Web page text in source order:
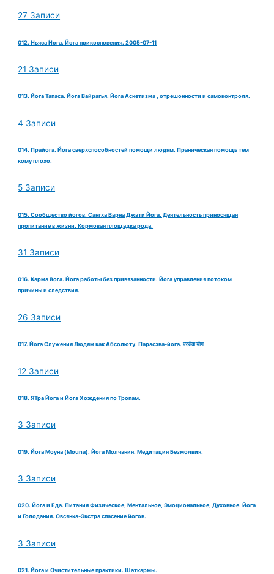
27 Записи
012. Ньяса Йога. Йога прикосновения. 2005-07-11
21 Записи
013. Йога Тапаса. Йога Вайрагья. Йога Аскетизма , отрешонности и самоконтроля.
4 Записи
014. Прайога. Йога сверхспособностей помощи людям. Праническая помощь тем
кому плохо.
5 Записи
015. Сообщество йогов. Сангха Варна Джати Йога. Деятельность приносящая
пропитание в жизни. Кормовая площадка рода.
31 Записи
016. Карма йога. Йога работы без привязанности. Йога управления потоком
причины и следствия.
26 Записи
017. Йога Служения Людям как Абсолюту. Парасэва-йога. परसेवा योग
12 Записи
018. ЯТра Йога и Йога Хождения по Тропам.
3 Записи
019. Йога Моуна (Mouna). Йога Молчания. Медитация Безмолвия.
3 Записи
020. Йога и Еда. Питания Физическое, Ментальное, Эмоциональное, Духовное. Йога
и Голодания. Овсянка-Экстра спасение йогов.
3 Записи
021. Йога и Очистительные практики. Шаткармы.